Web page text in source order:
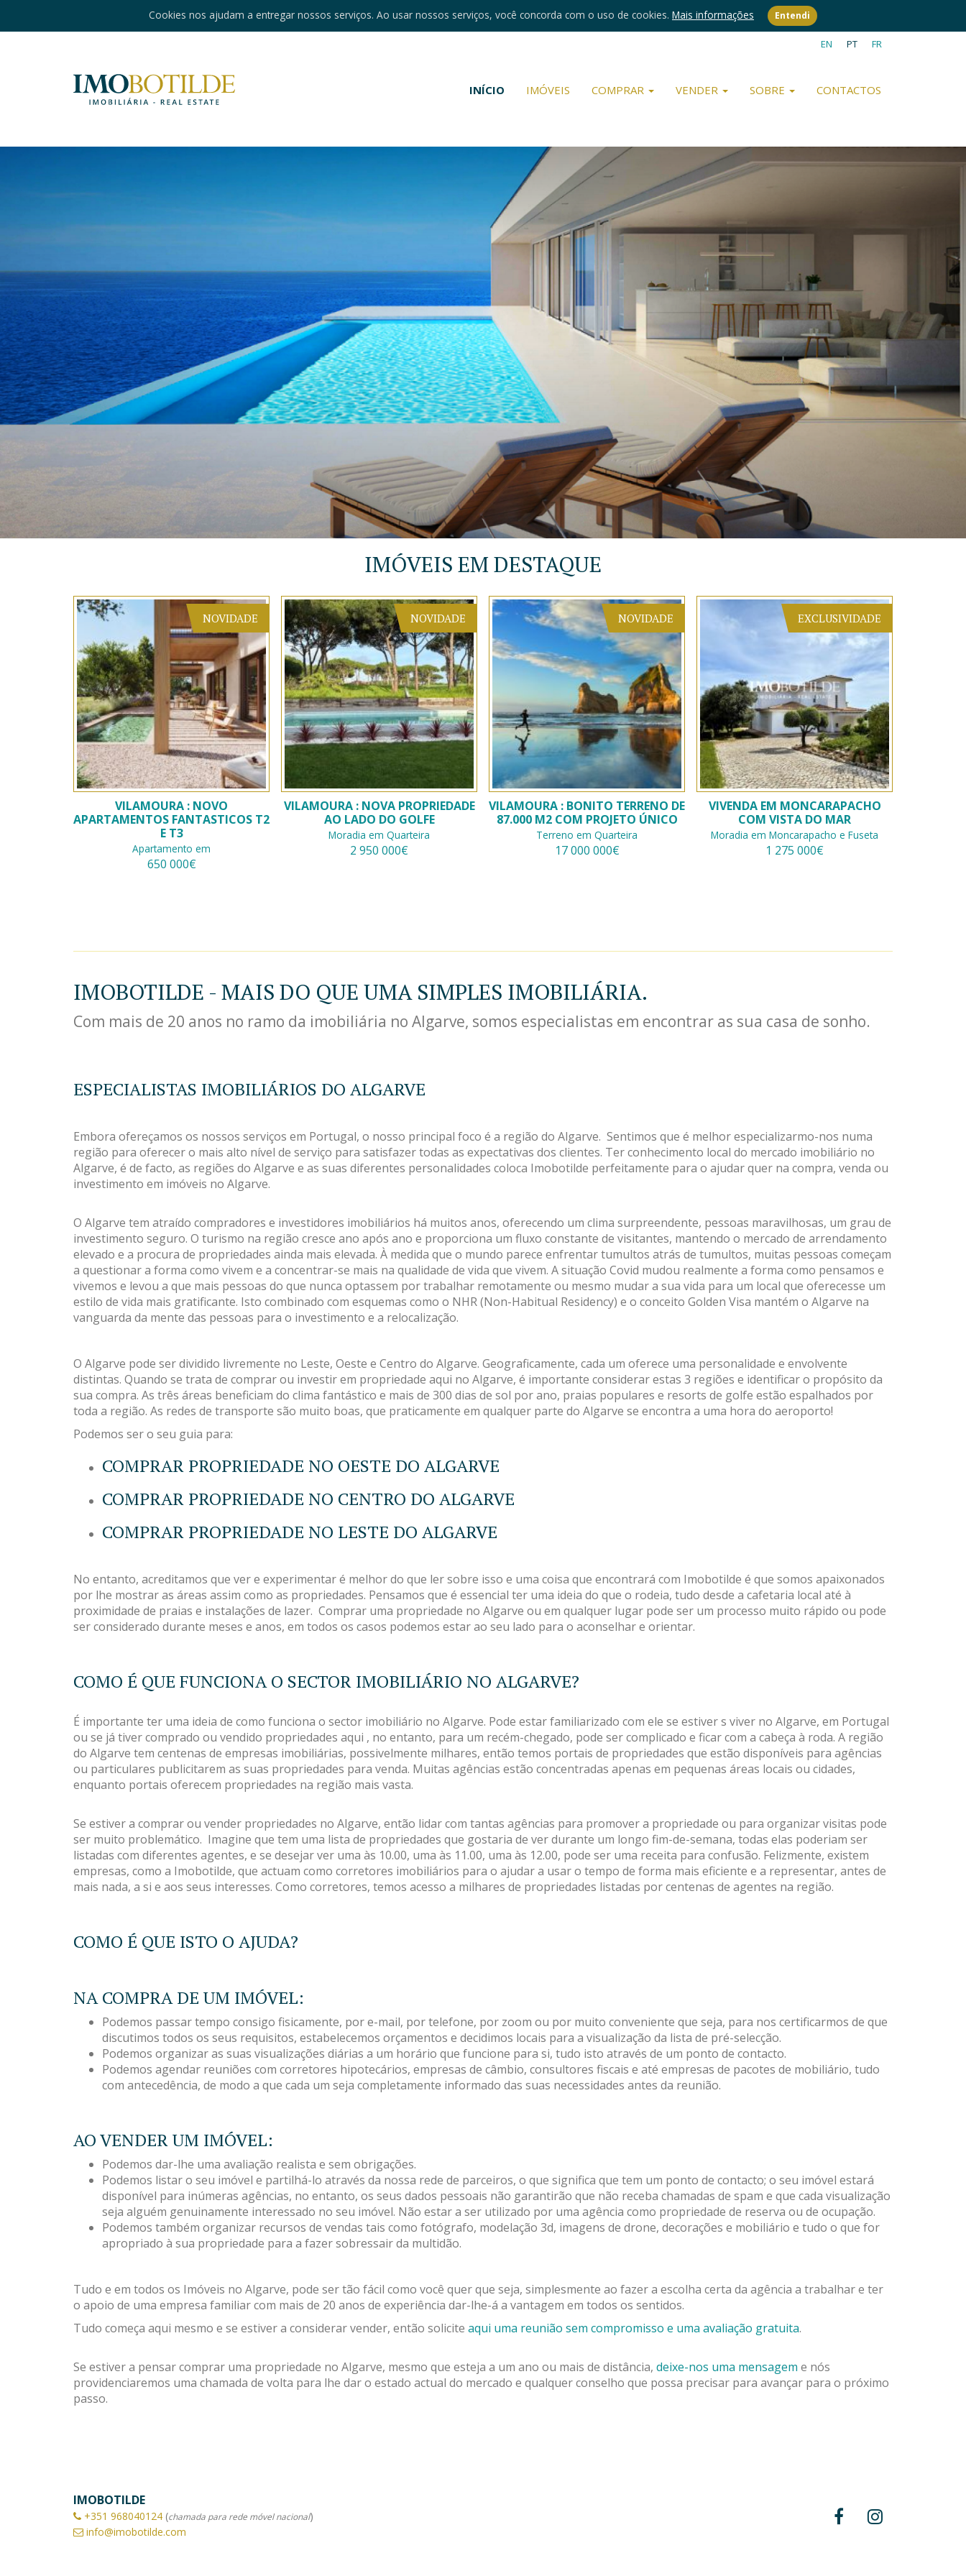
Cookies nos ajudam a entregar nossos serviços. Ao usar nossos serviços, você concorda com o uso de cookies. Mais informações Entendi
EN PT FR
INÍCIO IMÓVEIS COMPRAR VENDER SOBRE CONTACTOS
IMÓVEIS EM DESTAQUE
NOVIDADE
VILAMOURA : NOVO
APARTAMENTOS FANTASTICOS T2
E T3
Apartamento em
650 000€
NOVIDADE
VILAMOURA : NOVA PROPRIEDADE
AO LADO DO GOLFE
Moradia em Quarteira
2 950 000€
NOVIDADE
VILAMOURA : BONITO TERRENO DE
87.000 M2 COM PROJETO ÚNICO
Terreno em Quarteira
17 000 000€
EXCLUSIVIDADE
VIVENDA EM MONCARAPACHO
COM VISTA DO MAR
Moradia em Moncarapacho e Fuseta
1 275 000€
IMOBOTILDE - MAIS DO QUE UMA SIMPLES IMOBILIÁRIA.
Com mais de 20 anos no ramo da imobiliária no Algarve, somos especialistas em encontrar as sua casa de sonho.
ESPECIALISTAS IMOBILIÁRIOS DO ALGARVE
Embora ofereçamos os nossos serviços em Portugal, o nosso principal foco é a região do Algarve. Sentimos que é melhor especializarmo-nos numa
região para oferecer o mais alto nível de serviço para satisfazer todas as expectativas dos clientes. Ter conhecimento local do mercado imobiliário no
Algarve, é de facto, as regiões do Algarve e as suas diferentes personalidades coloca Imobotilde perfeitamente para o ajudar quer na compra, venda ou
investimento em imóveis no Algarve.
O Algarve tem atraído compradores e investidores imobiliários há muitos anos, oferecendo um clima surpreendente, pessoas maravilhosas, um grau de
investimento seguro. O turismo na região cresce ano após ano e proporciona um fluxo constante de visitantes, mantendo o mercado de arrendamento
elevado e a procura de propriedades ainda mais elevada. À medida que o mundo parece enfrentar tumultos atrás de tumultos, muitas pessoas começam
a questionar a forma como vivem e a concentrar-se mais na qualidade de vida que vivem. A situação Covid mudou realmente a forma como pensamos e
vivemos e levou a que mais pessoas do que nunca optassem por trabalhar remotamente ou mesmo mudar a sua vida para um local que oferecesse um
estilo de vida mais gratificante. Isto combinado com esquemas como o NHR (Non-Habitual Residency) e o conceito Golden Visa mantém o Algarve na
vanguarda da mente das pessoas para o investimento e a relocalização.
O Algarve pode ser dividido livremente no Leste, Oeste e Centro do Algarve. Geograficamente, cada um oferece uma personalidade e envolvente
distintas. Quando se trata de comprar ou investir em propriedade aqui no Algarve, é importante considerar estas 3 regiões e identificar o propósito da
sua compra. As três áreas beneficiam do clima fantástico e mais de 300 dias de sol por ano, praias populares e resorts de golfe estão espalhados por
toda a região. As redes de transporte são muito boas, que praticamente em qualquer parte do Algarve se encontra a uma hora do aeroporto!
Podemos ser o seu guia para:
COMPRAR PROPRIEDADE NO OESTE DO ALGARVE
COMPRAR PROPRIEDADE NO CENTRO DO ALGARVE
COMPRAR PROPRIEDADE NO LESTE DO ALGARVE
No entanto, acreditamos que ver e experimentar é melhor do que ler sobre isso e uma coisa que encontrará com Imobotilde é que somos apaixonados
por lhe mostrar as áreas assim como as propriedades. Pensamos que é essencial ter uma ideia do que o rodeia, tudo desde a cafetaria local até à
proximidade de praias e instalações de lazer. Comprar uma propriedade no Algarve ou em qualquer lugar pode ser um processo muito rápido ou pode
ser considerado durante meses e anos, em todos os casos podemos estar ao seu lado para o aconselhar e orientar.
COMO É QUE FUNCIONA O SECTOR IMOBILIÁRIO NO ALGARVE?
É importante ter uma ideia de como funciona o sector imobiliário no Algarve. Pode estar familiarizado com ele se estiver s viver no Algarve, em Portugal
ou se já tiver comprado ou vendido propriedades aqui , no entanto, para um recém-chegado, pode ser complicado e ficar com a cabeça à roda. A região
do Algarve tem centenas de empresas imobiliárias, possivelmente milhares, então temos portais de propriedades que estão disponíveis para agências
ou particulares publicitarem as suas propriedades para venda. Muitas agências estão concentradas apenas em pequenas áreas locais ou cidades,
enquanto portais oferecem propriedades na região mais vasta.
Se estiver a comprar ou vender propriedades no Algarve, então lidar com tantas agências para promover a propriedade ou para organizar visitas pode
ser muito problemático. Imagine que tem uma lista de propriedades que gostaria de ver durante um longo fim-de-semana, todas elas poderiam ser
listadas com diferentes agentes, e se desejar ver uma às 10.00, uma às 11.00, uma às 12.00, pode ser uma receita para confusão. Felizmente, existem
empresas, como a Imobotilde, que actuam como corretores imobiliários para o ajudar a usar o tempo de forma mais eficiente e a representar, antes de
mais nada, a si e aos seus interesses. Como corretores, temos acesso a milhares de propriedades listadas por centenas de agentes na região.
COMO É QUE ISTO O AJUDA?
NA COMPRA DE UM IMÓVEL:
Podemos passar tempo consigo fisicamente, por e-mail, por telefone, por zoom ou por muito conveniente que seja, para nos certificarmos de que
discutimos todos os seus requisitos, estabelecemos orçamentos e decidimos locais para a visualização da lista de pré-selecção.
Podemos organizar as suas visualizações diárias a um horário que funcione para si, tudo isto através de um ponto de contacto.
Podemos agendar reuniões com corretores hipotecários, empresas de câmbio, consultores fiscais e até empresas de pacotes de mobiliário, tudo
com antecedência, de modo a que cada um seja completamente informado das suas necessidades antes da reunião.
AO VENDER UM IMÓVEL:
Podemos dar-lhe uma avaliação realista e sem obrigações.
Podemos listar o seu imóvel e partilhá-lo através da nossa rede de parceiros, o que significa que tem um ponto de contacto; o seu imóvel estará
disponível para inúmeras agências, no entanto, os seus dados pessoais não garantirão que não receba chamadas de spam e que cada visualização
seja alguém genuinamente interessado no seu imóvel. Não estar a ser utilizado por uma agência como propriedade de reserva ou de ocupação.
Podemos também organizar recursos de vendas tais como fotógrafo, modelação 3d, imagens de drone, decorações e mobiliário e tudo o que for
apropriado à sua propriedade para a fazer sobressair da multidão.
Tudo e em todos os Imóveis no Algarve, pode ser tão fácil como você quer que seja, simplesmente ao fazer a escolha certa da agência a trabalhar e ter
o apoio de uma empresa familiar com mais de 20 anos de experiência dar-lhe-á a vantagem em todos os sentidos.
Tudo começa aqui mesmo e se estiver a considerar vender, então solicite aqui uma reunião sem compromisso e uma avaliação gratuita.
Se estiver a pensar comprar uma propriedade no Algarve, mesmo que esteja a um ano ou mais de distância, deixe-nos uma mensagem e nós
providenciaremos uma chamada de volta para lhe dar o estado actual do mercado e qualquer conselho que possa precisar para avançar para o próximo
passo.
IMOBOTILDE
+351 968040124 (chamada para rede móvel nacional)
info@imobotilde.com